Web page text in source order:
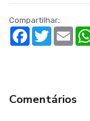
Compartilhar:
Facebook
Twitter
Comentários